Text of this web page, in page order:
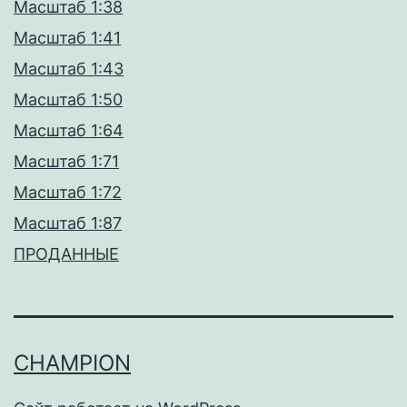
Масштаб 1:38
Масштаб 1:41
Масштаб 1:43
Масштаб 1:50
Масштаб 1:64
Масштаб 1:71
Масштаб 1:72
Масштаб 1:87
ПРОДАННЫЕ
CHAMPION